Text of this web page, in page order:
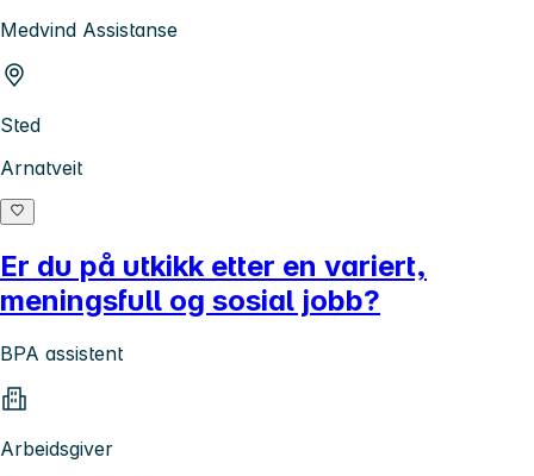
Medvind Assistanse
Sted
Arnatveit
Er du på utkikk etter en variert,
meningsfull og sosial jobb?
BPA assistent
Arbeidsgiver